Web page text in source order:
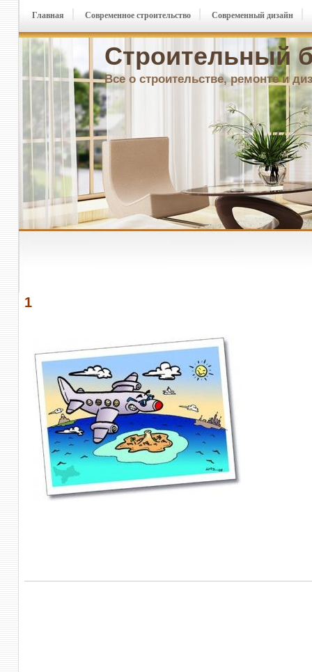
Строительный
Все о строительстве, ремонте и
Главная Современное строительство Современный дизайн
1